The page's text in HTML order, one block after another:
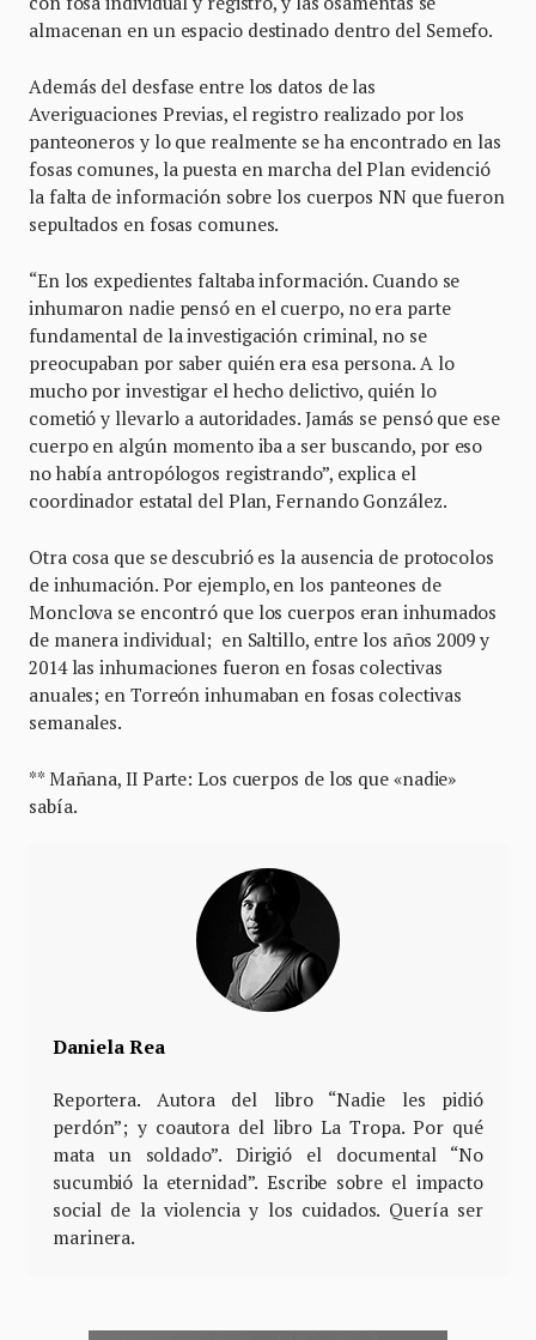
almacenan en un espacio destinado dentro del Semefo.
Además del desfase entre los datos de las
Averiguaciones Previas, el registro realizado por los
panteoneros y lo que realmente se ha encontrado en las
fosas comunes, la puesta en marcha del Plan evidenció
la falta de información sobre los cuerpos NN que fueron
sepultados en fosas comunes.
“En los expedientes faltaba información. Cuando se
inhumaron nadie pensó en el cuerpo, no era parte
fundamental de la investigación criminal, no se
preocupaban por saber quién era esa persona. A lo
mucho por investigar el hecho delictivo, quién lo
cometió y llevarlo a autoridades. Jamás se pensó que ese
cuerpo en algún momento iba a ser buscando, por eso
no había antropólogos registrando”, explica el
coordinador estatal del Plan, Fernando González.
Otra cosa que se descubrió es la ausencia de protocolos
de inhumación. Por ejemplo, en los panteones de
Monclova se encontró que los cuerpos eran inhumados
de manera individual; en Saltillo, entre los años 2009 y
2014 las inhumaciones fueron en fosas colectivas
anuales; en Torreón inhumaban en fosas colectivas
semanales.
** Mañana, II Parte: Los cuerpos de los que «nadie»
sabía.
Daniela Rea
Reportera. Autora del libro “Nadie les pidió
perdón”; y coautora del libro La Tropa. Por qué
mata un soldado”. Dirigió el documental “No
sucumbió la eternidad”. Escribe sobre el impacto
social de la violencia y los cuidados. Quería ser
marinera.